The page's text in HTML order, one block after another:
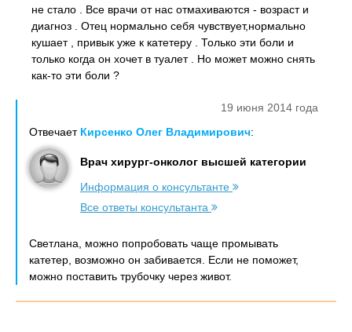
не стало . Все врачи от нас отмахиваются - возраст и
диагноз . Отец нормально себя чувствует,нормально
кушает , привык уже к катетеру . Только эти боли и
только когда он хочет в туалет . Но может можно снять
как-то эти боли ?
19 июня 2014 года
Отвечает Кирсенко Олег Владимирович:
Врач хирург-онколог высшей категории
Информация о консультанте
Все ответы консультанта
Светлана, можно попробовать чаще промывать
катетер, возможно он забивается. Если не поможет,
можно поставить трубочку через живот.